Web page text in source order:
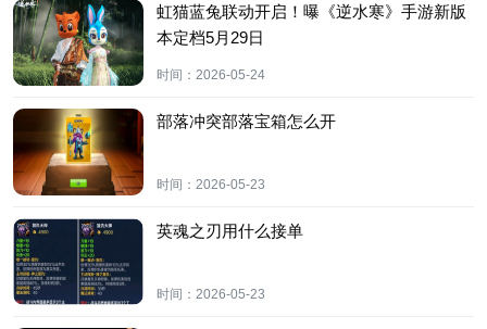
虹猫蓝兔联动开启！曝《逆水寒》手游新版
本定档5月29日
时间： 2026-05-24
部落冲突部落宝箱怎么开
时间： 2026-05-23
英魂之刃用什么接单
时间： 2026-05-23